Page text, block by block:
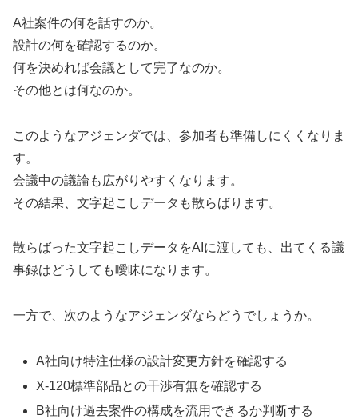
A社案件の何を話すのか。
設計の何を確認するのか。
何を決めれば会議として完了なのか。
その他とは何なのか。
このようなアジェンダでは、参加者も準備しにくくなりま
す。
会議中の議論も広がりやすくなります。
その結果、文字起こしデータも散らばります。
散らばった文字起こしデータをAIに渡しても、出てくる議
事録はどうしても曖昧になります。
一方で、次のようなアジェンダならどうでしょうか。
A社向け特注仕様の設計変更方針を確認する
X-120標準部品との干渉有無を確認する
B社向け過去案件の構成を流用できるか判断する